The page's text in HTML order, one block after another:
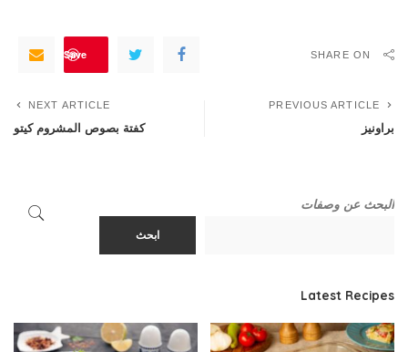
SHARE ON
Save
PREVIOUS ARTICLE
براونيز
NEXT ARTICLE
كفتة بصوص المشروم كيتو
البحث عن وصفات
ابحث
Latest Recipes